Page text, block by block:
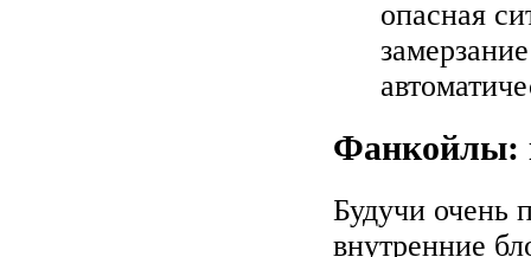
опасная
Фанкойлы:
Будучи очень
внутренние